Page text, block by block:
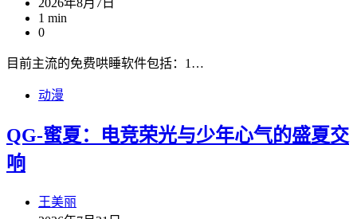
2026年8月7日
1 min
0
目前主流的免费哄睡软件包括：1…
动漫
QG-蜜夏：电竞荣光与少年心气的盛夏交
响
王美丽